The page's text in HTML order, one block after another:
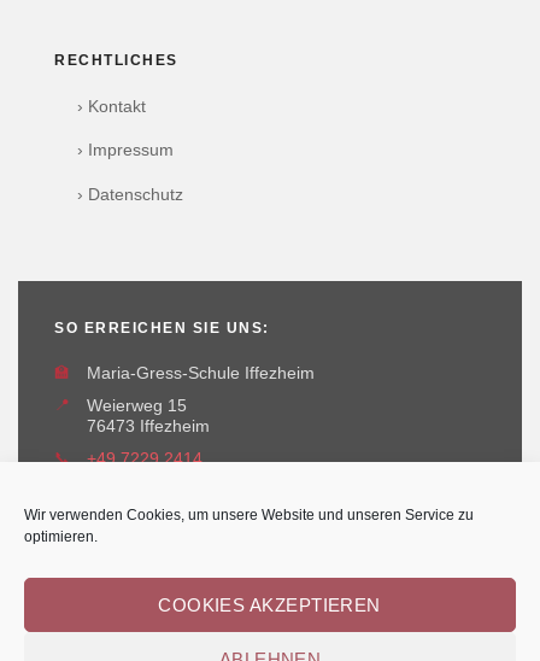
Wir verwenden Cookies, um unsere Website und unseren Service zu
optimieren.
COOKIES AKZEPTIEREN
RECHTLICHES
› Kontakt
› Impressum
› Datenschutz
SO ERREICHEN SIE UNS:
🏫
Maria-Gress-Schule Iffezheim
📍
Weierweg 15
76473 Iffezheim
📞
+49 7229 2414